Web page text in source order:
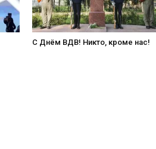
С Днём ВДВ! Никто, кроме нас!